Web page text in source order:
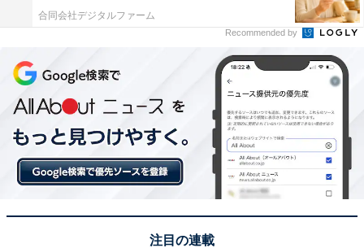
合同会社デジタルファーム
Recommended by
注目の連載